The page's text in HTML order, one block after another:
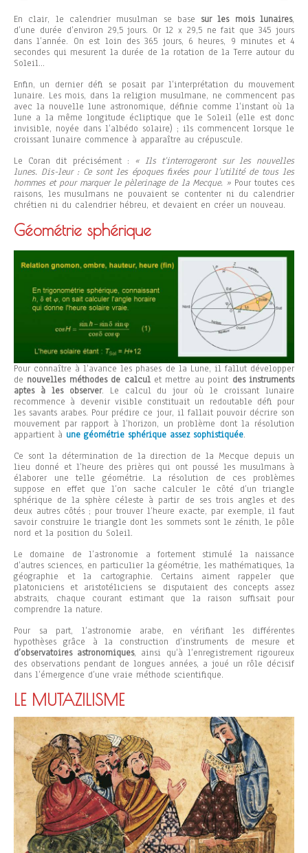
En clair, le calendrier musulman se base sur les mois lunaires,
d’une durée d’environ 29,5 jours. Or 12 x 29,5 ne fait que 345 jours
dans l’année. On est loin des 365 jours, 6 heures, 9 minutes et 4
secondes qui mesurent la durée de la rotation de la Terre autour du
Soleil…
Enfin, un dernier défi se posait par l’interprétation du mouvement
lunaire. Les mois, dans la religion musulmane, ne commencent pas
avec la nouvelle lune astronomique, définie comme l’instant où la
lune a la même longitude écliptique que le Soleil (elle est donc
invisible, noyée dans l’albédo solaire) ; ils commencent lorsque le
croissant lunaire commence à apparaître au crépuscule.
Le Coran dit précisément : « Ils t’interrogeront sur les nouvelles
lunes. Dis-leur : Ce sont les époques fixées pour l’utilité de tous les
hommes et pour marquer le pèlerinage de la Mecque. »Pour toutes ces
raisons, les musulmans ne pouvaient se contenter ni du calendrier
chrétien ni du calendrier hébreu, et devaient en créer un nouveau.
Géométrie sphérique
Pour connaître à l’avance les phases de la Lune, il fallut développer
de nouvelles méthodes de calculet mettre au point des instruments
aptes à les observer. Le calcul du jour où le croissant lunaire
recommence à devenir visible constituait un redoutable défi pour
les savants arabes. Pour prédire ce jour, il fallait pouvoir décrire son
mouvement par rapport à l’horizon, un problème dont la résolution
appartient à une géométrie sphérique assez sophistiquée.
Ce sont la détermination de la direction de la Mecque depuis un
lieu donné et l’heure des prières qui ont poussé les musulmans à
élaborer une telle géométrie. La résolution de ces problèmes
suppose en effet que l’on sache calculer le côté d’un triangle
sphérique de la sphère céleste à partir de ses trois angles et des
deux autres côtés ; pour trouver l’heure exacte, par exemple, il faut
savoir construire le triangle dont les sommets sont le zénith, le pôle
nord et la position du Soleil.
Le domaine de l’astronomie a fortement stimulé la naissance
d’autres sciences, en particulier la géométrie, les mathématiques, la
géographie et la cartographie. Certains aiment rappeler que
platoniciens et aristotéliciens se disputaient des concepts assez
abstraits, chaque courant estimant que la raison suffisait pour
comprendre la nature.
Pour sa part, l’astronomie arabe, en vérifiant les différentes
hypothèses grâce à la construction d’instruments de mesure et
d’observatoires astronomiques, ainsi qu’à l’enregistrement rigoureux
des observations pendant de longues années, a joué un rôle décisif
dans l’émergence d’une vraie méthode scientifique.
LE MUTAZILISME